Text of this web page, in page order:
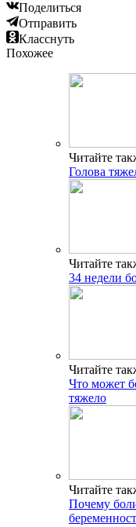
Поделиться
Отправить
Класснуть
Похожее
Читайте
Голова
Читайте
34 недели
Читайте
Что может
тяжело
Читайте
Почему